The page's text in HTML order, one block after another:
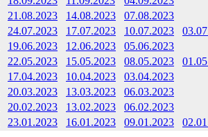
21.08.2023 14.08.2023
07.08.2023
24.07.2023 17.07.2023 10.07.2023
19.06.2023 12.06.2023
05.06.2023
22.05.2023 15.05.2023 08.05.2023
17.04.2023 10.04.2023
03.04.2023
20.03.2023 13.03.2023
06.03.2023
20.02.2023 13.02.2023
06.02.2023
23.01.2023 16.01.2023 09.01.2023